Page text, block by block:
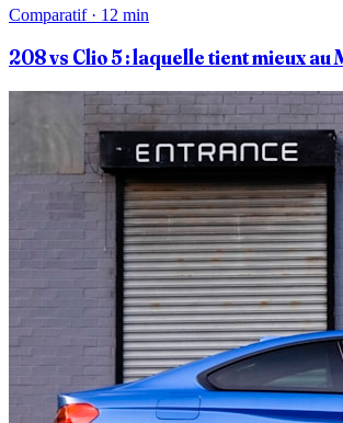
Comparatif · 12 min
208 vs Clio 5 : laquelle tient mieux au